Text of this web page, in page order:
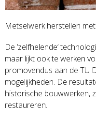
Metselwerk herstellen
De ‘zelfhelende’
maar lijkt ook te werken
promovendus aan de TU
mogelijkheden. De
historische bouwwerken,
restaureren.